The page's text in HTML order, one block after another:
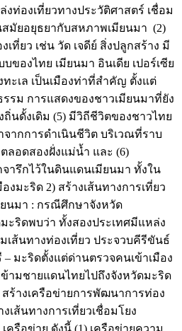
ท่องเที่ยวทางประวัติศาสตร์ เชื่อม
สมัยอยุธยากับสหภาพเมียนมา (2)
ที่ยว เช่น วัด เจดีย์ สิ่งปลูกสร้าง มี
ของไทย เมียนมา อินเดีย เปอร์เซีย
ทะเล เป็นเมืองท่าที่สำคัญ ตั้งแต่
รม การแสดงของชาวเมียนมาที่ยัง
นดั้งเดิม (5) มีวิถีชีวิตของชาวไทย
ากการดำเนินชีวิต บริเวณที่ราบ
ลอดสองฝั่งแม่น้ำ และ (6)
ารึกไว้ในดินแดนเมียนมา ทั้งใน
งมะริด 2) สร้างเส้นทางการเที่ยว
ยนมา : กรณีศึกษาจังหวัด
ะริดพบว่า ทั้งสองประเทศมีแหล่ง
ส้นทางท่องเที่ยว ประจวบคีรีขันธ์
มะริดตั้งแต่ด่านตรวจคนเข้าเมือง
ามชายแดนไทยไปถึงจังหวัดมะริด
ร้างเครือข่ายการพัฒนาการท่อง
เส้นทางการเที่ยวเชื่อมโยง